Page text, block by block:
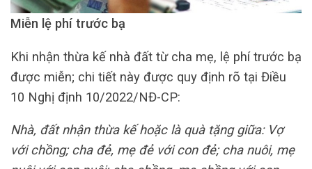
Miễn lệ phí trước bạ
Khi nhận thừa kế nhà đất từ cha mẹ, lệ phí trước bạ
được miễn; chi tiết này được quy định rõ tại Điều
10 Nghị định 10/2022/NĐ-CP:
Nhà, đất nhận thừa kế hoặc là quà tặng giữa: Vợ
với chồng; cha đẻ, mẹ đẻ với con đẻ; cha nuôi, mẹ